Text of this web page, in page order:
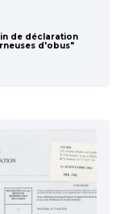
de déclaration
d'obus"